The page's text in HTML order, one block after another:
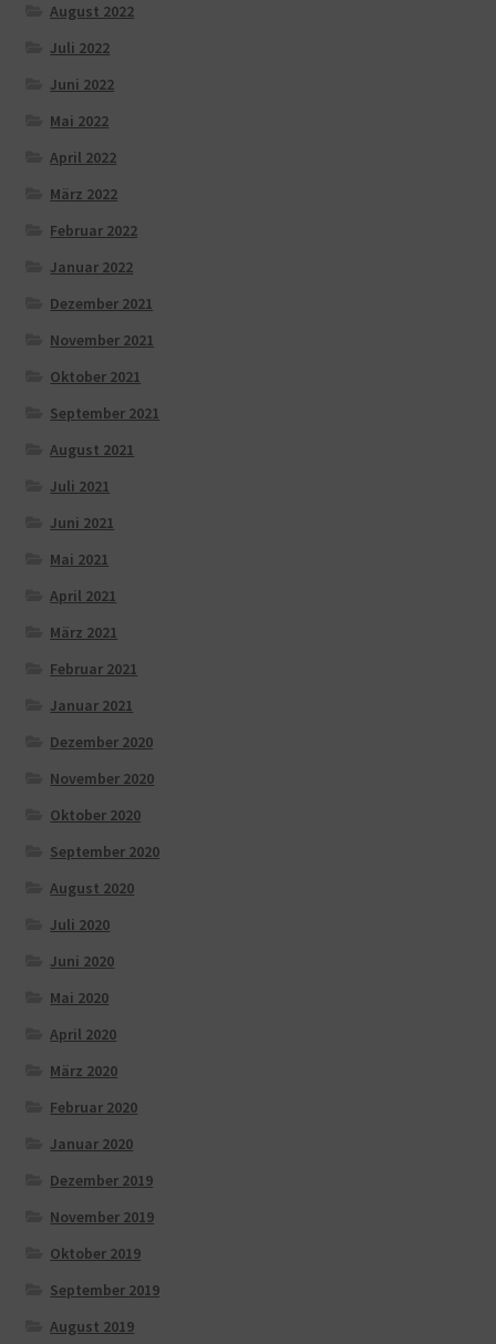
August 2022
Juli 2022
Juni 2022
Mai 2022
April 2022
März 2022
Februar 2022
Januar 2022
Dezember 2021
November 2021
Oktober 2021
September 2021
August 2021
Juli 2021
Juni 2021
Mai 2021
April 2021
März 2021
Februar 2021
Januar 2021
Dezember 2020
November 2020
Oktober 2020
September 2020
August 2020
Juli 2020
Juni 2020
Mai 2020
April 2020
März 2020
Februar 2020
Januar 2020
Dezember 2019
November 2019
Oktober 2019
September 2019
August 2019